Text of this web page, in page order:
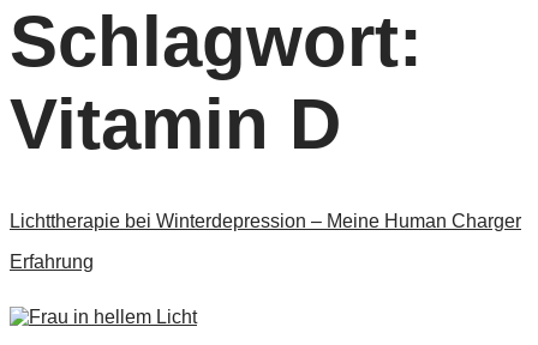
Schlagwort:
Vitamin D
Lichttherapie bei Winterdepression – Meine Human Charger
Erfahrung